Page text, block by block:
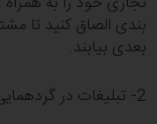
بندی الصاق کنید تا
بعدی بیابند.
2- تبلیغات در گردهمایی ها و نمایشگاه های محلی